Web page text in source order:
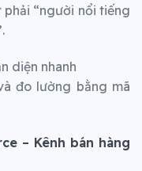
“người nổi tiếng
diện nhanh
đo lường bằng mã
– Kênh bán hàng